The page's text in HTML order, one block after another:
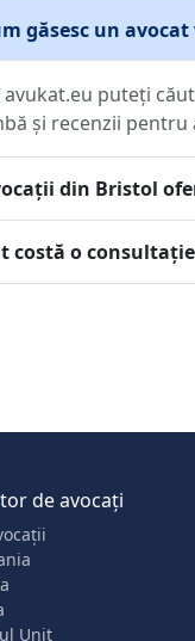
găsesc un
avukat.eu puteți
și recenzii
din Bristol
costă o
de avocați
Unit